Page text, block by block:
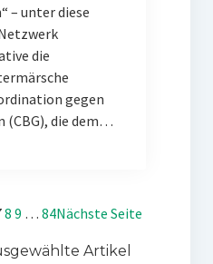
– unter diese
die
gegen
(CBG), die dem…
8 9 … 84Nächste Seite
Artikel